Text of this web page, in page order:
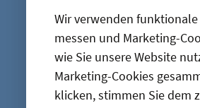
Wir verwenden
messen und Marketing-
wie Sie unsere Website
Marketing-Cookies
klicken, stimmen Sie dem
„Wichtig
Vorwissen.